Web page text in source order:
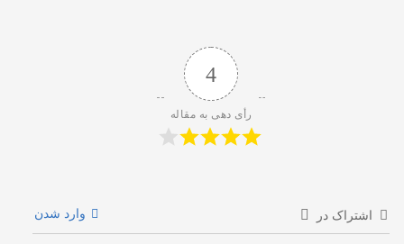
4
رأی دهی به مقاله
اشتراک در وارد شدن